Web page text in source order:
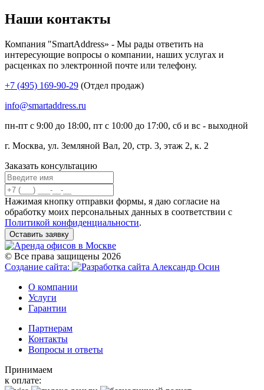
Наши контакты
Компания "SmartAddress» - Мы рады ответить на
интересующие вопросы о компании, наших услугах и
расценках по электронной почте или телефону.
+7 (495) 169-90-29 (Отдел продаж)
info@smartaddress.ru
пн-пт с 9:00 до 18:00, пт с 10:00 до 17:00, сб и вс - выходной
г. Москва, ул. Земляной Вал, 20, стр. 3, этаж 2, к. 2
Заказать консультацию
Нажимая кнопку отправки формы, я даю согласие на
обработку моих персональных данных в соответствии с
Политикой конфиденциальности.
Оставить заявку
© Все права защищены 2026
Создание сайта:
О компании
Услуги
Гарантии
Партнерам
Контакты
Вопросы и ответы
Принимаем
к оплате: